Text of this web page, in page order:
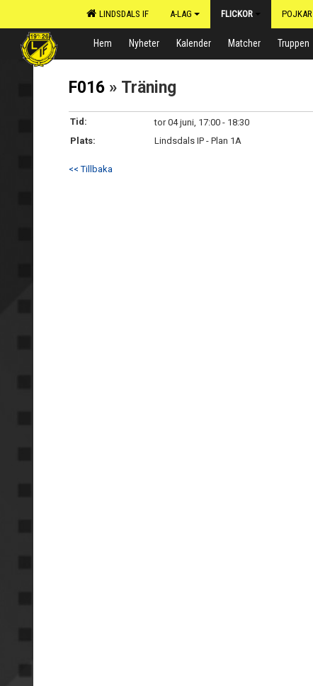
LINDSDALS IF A-LAG FLICKOR POJKAR
Hem Nyheter Kalender Matcher Truppen
F016 » Träning
Tid:
tor 04 juni, 17:00 - 18:30
Plats:
Lindsdals IP - Plan 1A
<< Tillbaka